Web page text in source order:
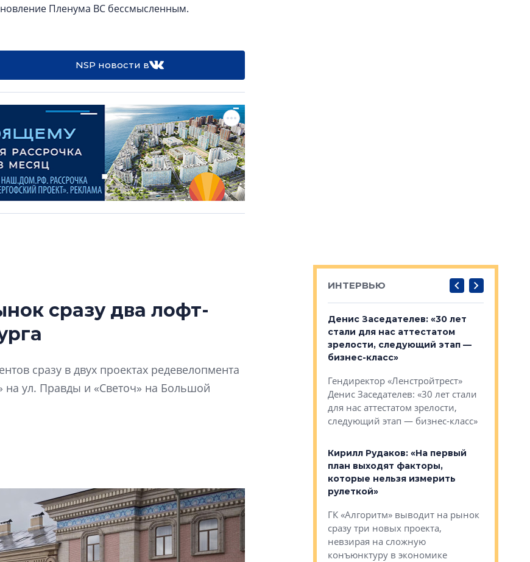
Пленума ВС бессмысленным.
NSP новости в
сразу два лофт-
сразу в двух проектах редевелопмента
на ул. Правды и «Светоч» на Большой
ИНТЕРВЬЮ
Татьяна Бровкина: «На
Петербурга, будущем спальных
Что важнее для современного
жилого проекта: эстетика,
функциональность или
экономика проекта, размышляют
в ГК «ПСК»
Денис Заседателев: «30 лет
стали для нас аттестатом
зрелости, следующий этап —
бизнес-класс»
Гендиректор «Ленстройтрест»
Денис Заседателев: «30 лет стали
для нас аттестатом зрелости,
следующий этап — бизнес-класс»
Кирилл Рудаков: «На первый
план выходят факторы,
которые нельзя измерить
рулеткой»
ГК «Алгоритм» выводит на рынок
сразу три новых проекта,
невзирая на сложную
конъюнктуру в экономике